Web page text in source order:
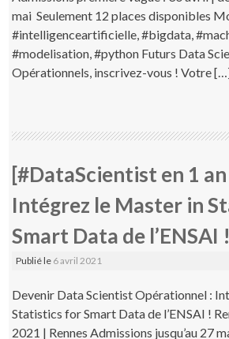
mai Seulement 12 places disponibles
#intelligenceartificielle, #bigdata,
#modelisation, #python Futurs Data
Opérationnels, inscrivez-vous ! Votre
[#DataScientist en 1
Intégrez le Master in
Smart Data de l’ENSAI !
Publié le 6 avril 2021
Devenir Data Scientist Opérationnel :
Statistics for Smart Data de l’ENSAI !
2021 | Rennes Admissions jusqu’au 27